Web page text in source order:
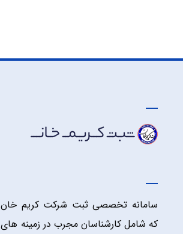
سامانه تخصصی ثبت شرکت کریم خان
که شامل کارشناسان مجرب در زمینه های